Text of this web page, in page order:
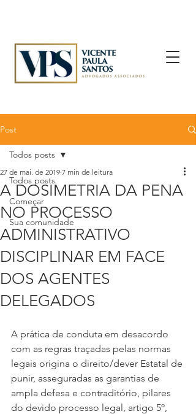
Post
Todos posts
Começar
Sua comunidade
Todos posts
A DOSIMETRIA DA PENA
NO PROCESSO
ADMINISTRATIVO
DISCIPLINAR EM FACE
DOS AGENTES
DELEGADOS
27 de mai. de 2019 7 min de leitura
A prática de conduta em desacordo
com as regras traçadas pelas normas
legais origina o direito/dever Estatal de
punir, asseguradas as garantias de
ampla defesa e contraditório, pilares
do devido processo legal, artigo 5º,